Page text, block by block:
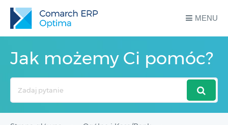
MENU
Jak możemy Ci pomóc?